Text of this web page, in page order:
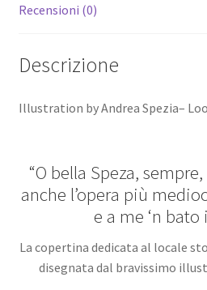
Recensioni (0)
Descrizione
Illustration by Andrea Spezia–
“O bella Speza,
anche l’opera più
e a me ‘n bato
La copertina dedicata al locale
disegnata dal bravissimo